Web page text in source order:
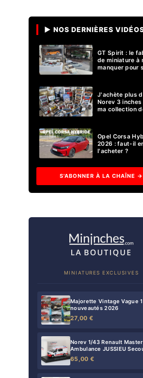
▶ NOS DERNIÈRES
GT Spirit : le
de miniature à
manquer pour
J'achète plus
Norev 3 inches
ma collection
Opel Corsa
2026 : faut-il
l'acheter ?
S'ABONNER À LA CHAÎNE →
MINIATURES EXCLUSIVES
Majorette Vintage Vague
nouveautés 2026
27,00 €
Norev 1/43 Renault
Ambulance JUSSIEU
65,00 €